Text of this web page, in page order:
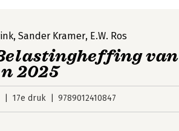
, Sander Kramer, E.W. Ros
van
2025
17e druk 9789012410847